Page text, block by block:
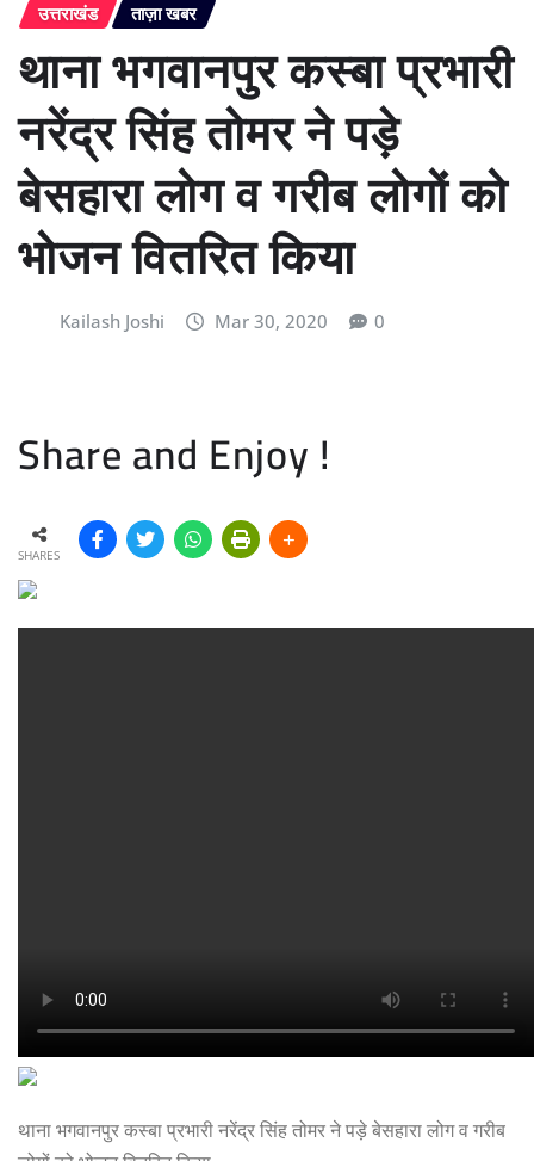
उत्तराखंड ताज़ा खबर
थाना भगवानपुर कस्बा प्रभारी
नरेंद्र सिंह तोमर ने पड़े
बेसहारा लोग व गरीब लोगों को
भोजन वितरित किया
Kailash Joshi Mar 30, 2020 0
Share and Enjoy !
SHARES
थाना भगवानपुर कस्बा प्रभारी नरेंद्र सिंह तोमर ने पड़े बेसहारा लोग व गरीब